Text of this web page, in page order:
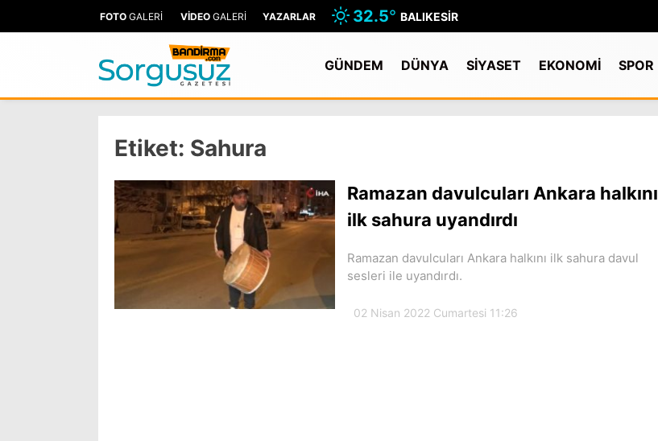
FOTO GALERİ VİDEO GALERİ YAZARLAR 32.5° BALIKESIR
GÜNDEM DÜNYA SİYASET EKONOMİ SPOR
Etiket: Sahura
Ramazan davulcuları Ankara halkını
ilk sahura uyandırdı
Ramazan davulcuları Ankara halkını ilk sahura davul
sesleri ile uyandırdı.
02 Nisan 2022 Cumartesi 11:26